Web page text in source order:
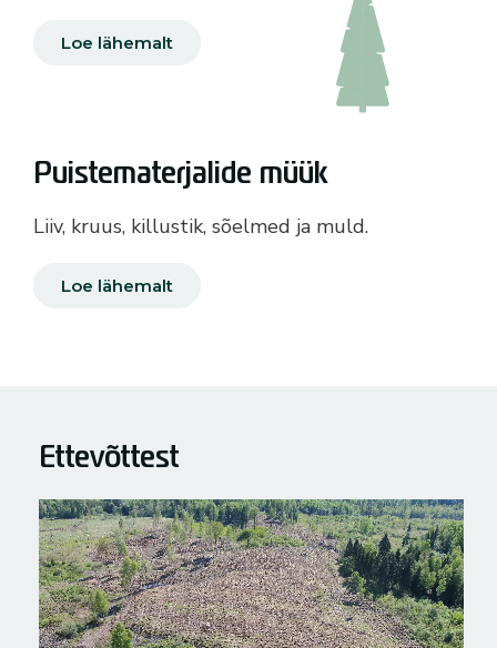
Loe lähemalt
Puistematerjalide müük
Liiv, kruus, killustik, sõelmed ja muld.
Loe lähemalt
Ettevõttest